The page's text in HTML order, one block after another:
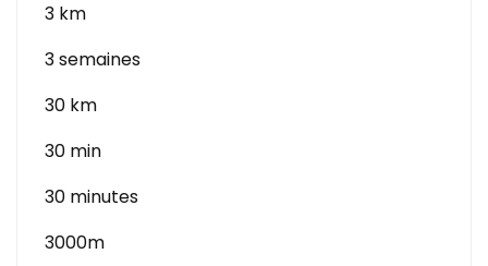
3 km
3 semaines
30 km
30 min
30 minutes
3000m